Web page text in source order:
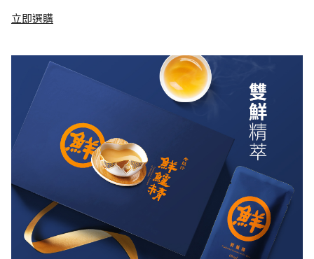
立即選購